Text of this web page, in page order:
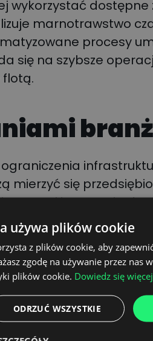
wykorzystać dostępne
marnotrawstwo
procesy
się na szybsze
flotą.
mierzyć się
tras i integracją
tych przeszkód.
wsparta
do bardziej płynnych i
używa plików cookie
z plików cookie, aby
zgodę na używanie przez nas
plików cookie. Dowiedz się więcej
ODRZUĆ WSZYSTKIE